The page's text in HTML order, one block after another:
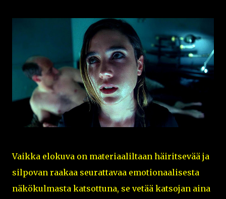
Vaikka elokuva on materiaaliltaan häiritsevää ja
silpovan raakaa seurattavaa emotionaalisesta
näkökulmasta katsottuna, se vetää katsojan aina